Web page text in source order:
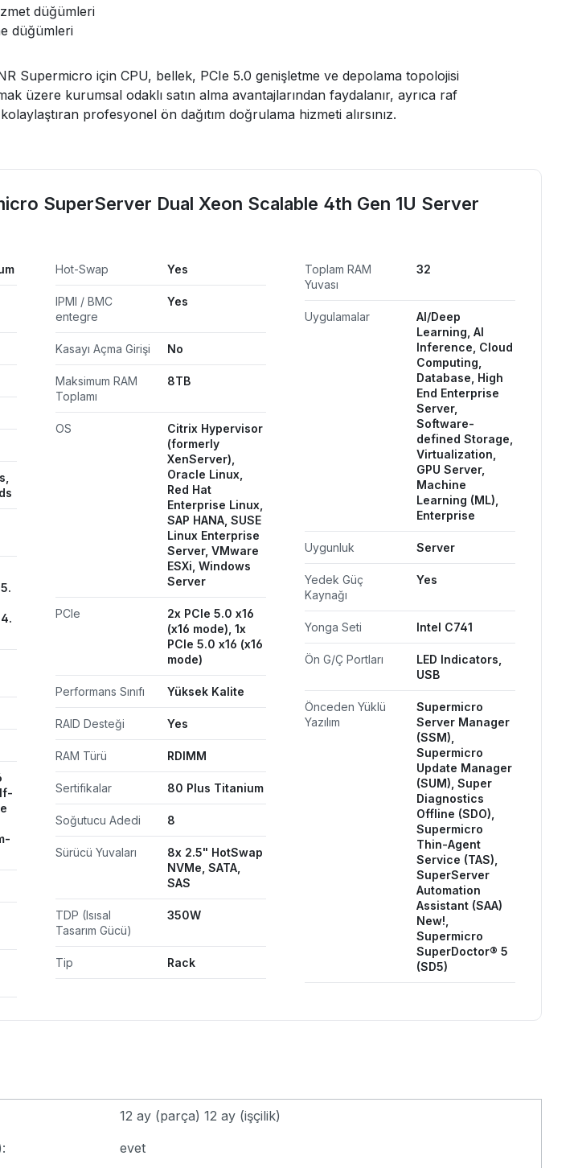
düğümleri
düğümleri
Supermicro için CPU, bellek, PCIe 5.0 genişletme ve depolama topolojisi
üzere kurumsal odaklı satın alma avantajlarından faydalanır, ayrıca raf
profesyonel ön dağıtım doğrulama hizmeti alırsınız.
SuperServer Dual Xeon Scalable 4th Gen 1U Server
Hot-Swap Yes
IPMI / BMC
entegre
Yes
Kasayı Açma Girişi No
Maksimum RAM
Toplamı
8TB
OS
Citrix Hypervisor
(formerly
XenServer),
Oracle Linux,
Red Hat
Enterprise Linux,
SAP HANA, SUSE
Linux Enterprise
Server, VMware
ESXi, Windows
Server
PCIe
2x PCIe 5.0 x16
(x16 mode), 1x
PCIe 5.0 x16 (x16
mode)
Performans Sınıfı Yüksek Kalite
RAID Desteği Yes
RAM Türü RDIMM
Sertifikalar 80 Plus Titanium
Soğutucu Adedi 8
Sürücü Yuvaları
8x 2.5" HotSwap
NVMe, SATA,
SAS
TDP (Isısal
Tasarım Gücü)
350W
Tip Rack
Toplam RAM
Yuvası
32
Uygulamalar
AI/Deep
Learning, AI
Inference, Cloud
Computing,
Database, High
End Enterprise
Server,
Software-
defined Storage,
Virtualization,
GPU Server,
Machine
Learning (ML),
Enterprise
Uygunluk Server
Yedek Güç
Kaynağı
Yes
Yonga Seti Intel C741
Ön G/Ç Portları
LED Indicators,
USB
Önceden Yüklü
Yazılım
Supermicro
Server Manager
(SSM),
Supermicro
Update Manager
(SUM), Super
Diagnostics
Offline (SDO),
Supermicro
Thin-Agent
Service (TAS),
SuperServer
Automation
Assistant (SAA)
New!,
Supermicro
SuperDoctor® 5
(SD5)
12 ay (parça) 12 ay (işçilik)
evet